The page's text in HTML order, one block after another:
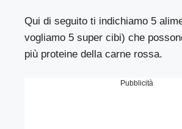
Qui di seguito ti indichiamo 5
vogliamo 5 super cibi) che
più proteine della carne rossa.
Pubblicità